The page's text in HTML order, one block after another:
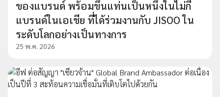
ของแบรนด์ พร้อมขึ้นแท่นเป็นหนึ่งในไม่กี่
แบรนด์ในเอเชีย ที่ได้ร่วมงานกับ JISOO ใน
ระดับโลกอย่างเป็นทางการ
25 พ.ค. 2026